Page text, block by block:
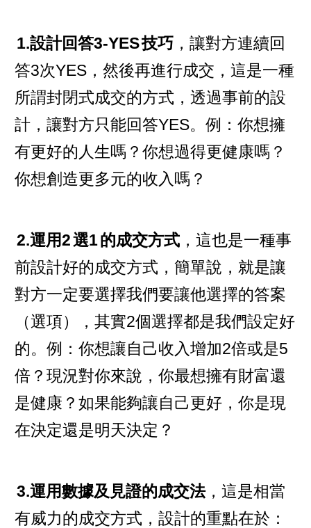
1.設計回答3-YES技巧 ，讓對方連續回
答3次YES，然後再進行成交，這是一種
所謂封閉式成交的方式，透過事前的設
計，讓對方只能回答YES。例：你想擁
有更好的人生嗎？你想過得更健康嗎？
你想創造更多元的收入嗎？
2.運用2選1的成交方式 ，這也是一種事
前設計好的成交方式，簡單說，就是讓
對方一定要選擇我們要讓他選擇的答案
（選項），其實2個選擇都是我們設定好
的。例：你想讓自己收入增加2倍或是5
倍？現況對你來說，你最想擁有財富還
是健康？如果能夠讓自己更好，你是現
在決定還是明天決定？
3.運用數據及見證的成交法，這是相當
有威力的成交方式，設計的重點在於：